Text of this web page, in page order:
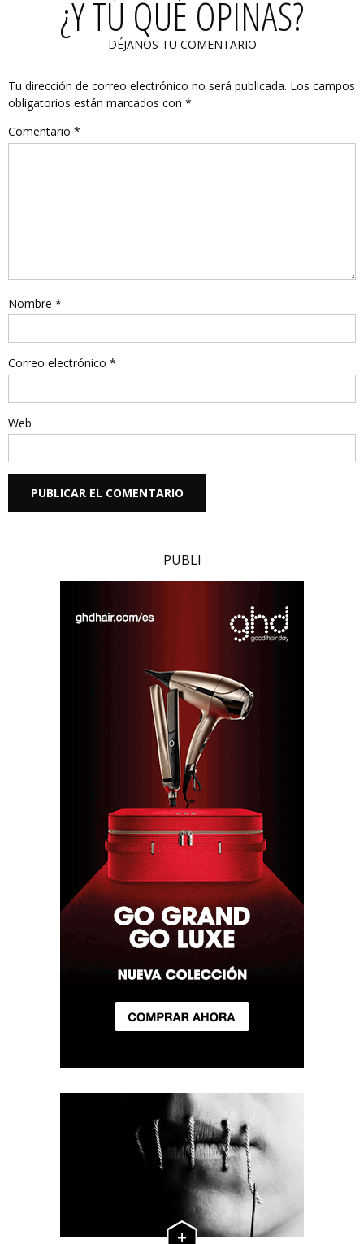
¿Y TÚ QUÉ OPINAS?
DÉJANOS TU COMENTARIO
Tu dirección de correo electrónico no será publicada. Los campos
obligatorios están marcados con *
Comentario *
Nombre *
Correo electrónico *
Web
PUBLI